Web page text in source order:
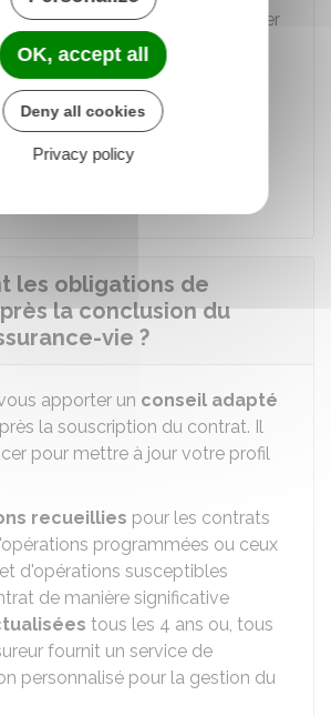
être données pour le dernier
sur la moyenne annualisée
le pourcentage des
qu'il perçoit pour la
contenus dans le portefeuille
les obligations de
la conclusion du
vie ?
apporter un conseil adapté
la souscription du contrat. Il
pour mettre à jour votre profil
recueillies pour les contrats
programmées ou ceux
d'opérations susceptibles
de manière significative
tous les 4 ans ou, tous
fournit un service de
personnalisé pour la gestion du
OK, accept all
Deny all cookies
Privacy policy